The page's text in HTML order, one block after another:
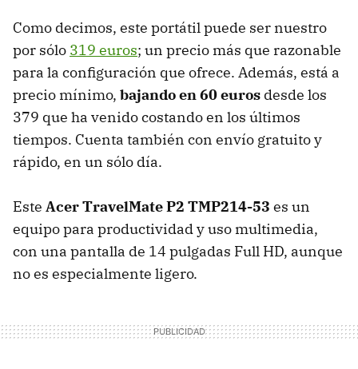
Como decimos, este portátil puede ser nuestro
por sólo 319 euros; un precio más que razonable
para la configuración que ofrece. Además, está a
precio mínimo, bajando en 60 euros desde los
379 que ha venido costando en los últimos
tiempos. Cuenta también con envío gratuito y
rápido, en un sólo día.
Este Acer TravelMate P2 TMP214-53 es un
equipo para productividad y uso multimedia,
con una pantalla de 14 pulgadas Full HD, aunque
no es especialmente ligero.